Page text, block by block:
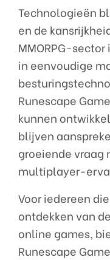
Technologieën
en de
MMORPG-
in eenvoudige
Runescape
kunnen
blijven
groeiende vraag
multiplayer-
Voor iedereen
ontdekken van
online games,
Runescape